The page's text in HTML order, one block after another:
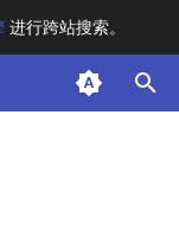
进行跨站搜索。